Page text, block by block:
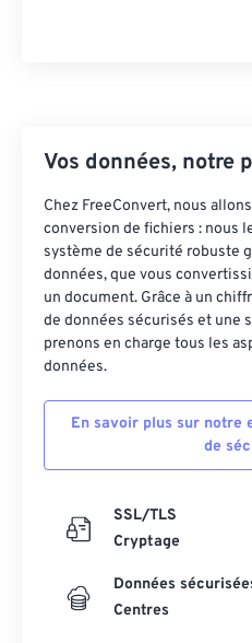
Vos données, notre
Chez FreeConvert, nous
conversion de fichiers : nous
système de sécurité robuste
données, que vous
un document. Grâce à un
de données sécurisés et une
prenons en charge tous les
données.
En savoir plus sur notre
de
SSL/TLS
Cryptage
Données
Centres